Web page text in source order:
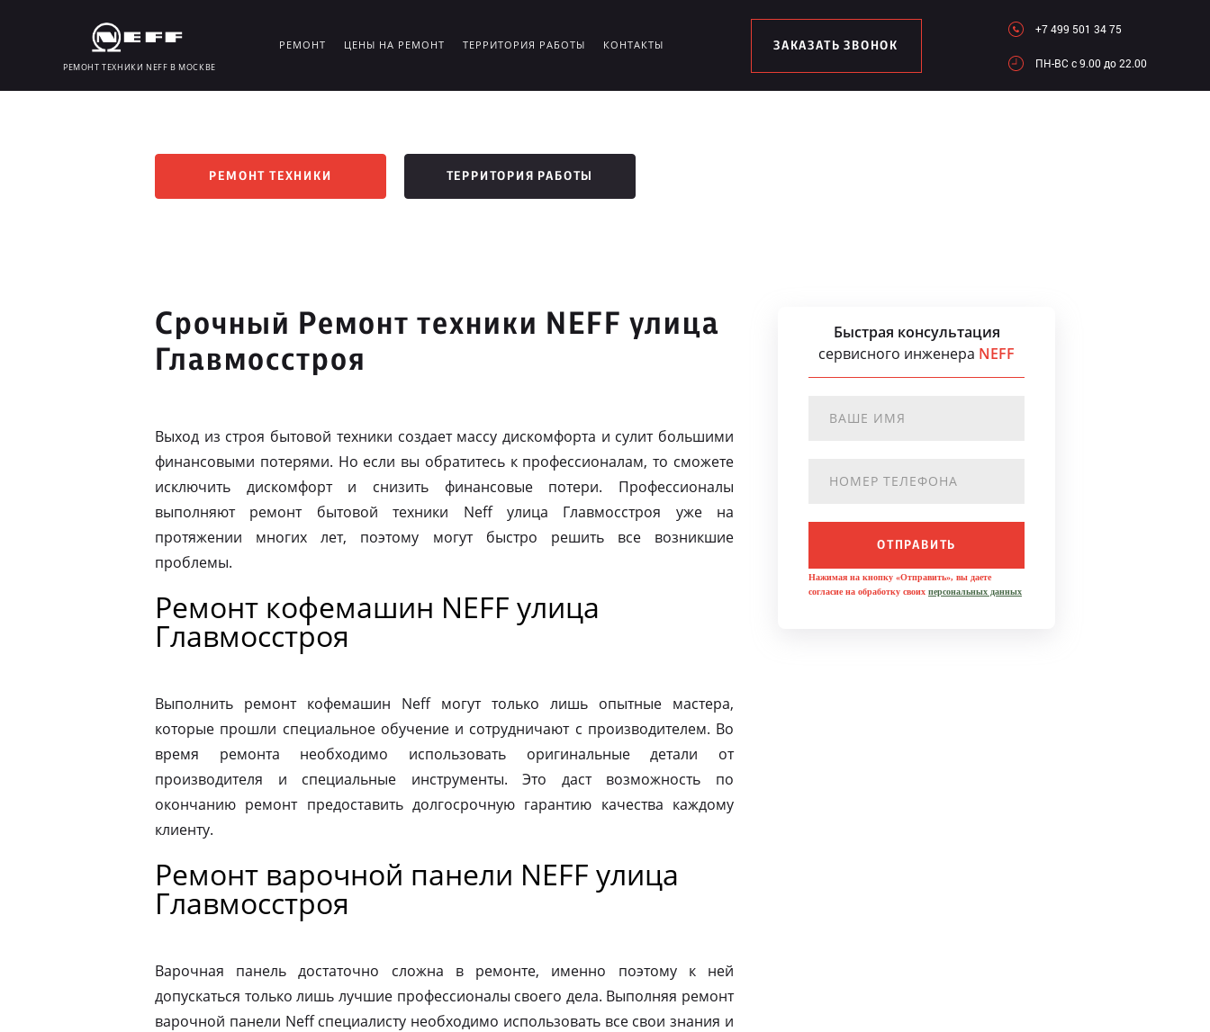
РЕМОНТ ТЕХНИКИ NEFF В МОСКВЕ
РЕМОНТ ЦЕНЫ НА РЕМОНТ ТЕРРИТОРИЯ РАБОТЫ КОНТАКТЫ ЗАКАЗАТЬ ЗВОНОК
+7 499 501 34 75
ПН-ВC c 9.00 до 22.00
РЕМОНТ ТЕХНИКИ ТЕРРИТОРИЯ РАБОТЫ
Срочный Ремонт техники NEFF улица
Главмосстроя
Выход из строя бытовой техники создает массу дискомфорта и сулит большими
финансовыми потерями. Но если вы обратитесь к профессионалам, то сможете
исключить дискомфорт и снизить финансовые потери. Профессионалы
выполняют ремонт бытовой техники Neff улица Главмосстроя уже на
протяжении многих лет, поэтому могут быстро решить все возникшие
проблемы.
Ремонт кофемашин NEFF улица
Главмосстроя
Выполнить ремонт кофемашин Neff могут только лишь опытные мастера,
которые прошли специальное обучение и сотрудничают с производителем. Во
время ремонта необходимо использовать оригинальные детали от
производителя и специальные инструменты. Это даст возможность по
окончанию ремонт предоставить долгосрочную гарантию качества каждому
клиенту.
Ремонт варочной панели NEFF улица
Главмосстроя
Варочная панель достаточно сложна в ремонте, именно поэтому к ней
допускаться только лишь лучшие профессионалы своего дела. Выполняя ремонт
варочной панели Neff специалисту необходимо использовать все свои знания и
Быстрая консультация
сервисного инженера NEFF
ОТПРАВИТЬ
Нажимая на кнопку «Отправить», вы даете
согласие на обработку своих персональных данных